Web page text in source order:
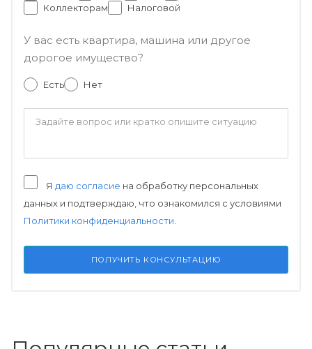
Коллекторам
Налоговой
У вас есть квартира, машина или другое
дорогое имущество?
Есть Нет
Я даю согласие на обработку персональных
данных и подтверждаю, что ознакомился с условиями
Политики конфиденциальности
ПОЛУЧИТЬ КОНСУЛЬТАЦИЮ